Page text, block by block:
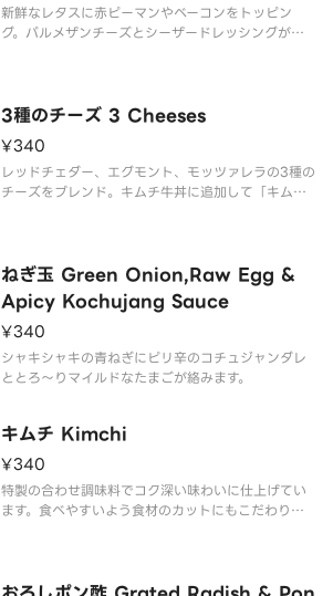
新鮮なレタスに赤ピーマンやベーコンをトッピン
グ。パルメザンチーズとシーザードレッシングが濃
3種のチーズ 3 Cheeses
¥340
レッドチェダー、エグモント、モッツァレラの3種の
チーズをブレンド。キムチ牛丼に追加して「キムチ
ねぎ玉 Green Onion,Raw Egg &
Apicy Kochujang Sauce
¥340
シャキシャキの青ねぎにピリ辛のコチュジャンダレ
ととろ～りマイルドなたまごが絡みます。
キムチ Kimchi
¥340
特製の合わせ調味料でコク深い味わいに仕上げてい
ます。食べやすいよう食材のカットにもこだわりま